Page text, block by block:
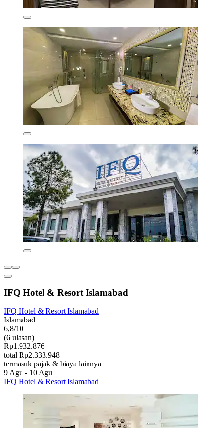
IFQ Hotel & Resort Islamabad
IFQ Hotel & Resort Islamabad
Islamabad
6,8/10
(6 ulasan)
Rp1.932.876
total Rp2.333.948
termasuk pajak & biaya lainnya
9 Agu - 10 Agu
IFQ Hotel & Resort Islamabad